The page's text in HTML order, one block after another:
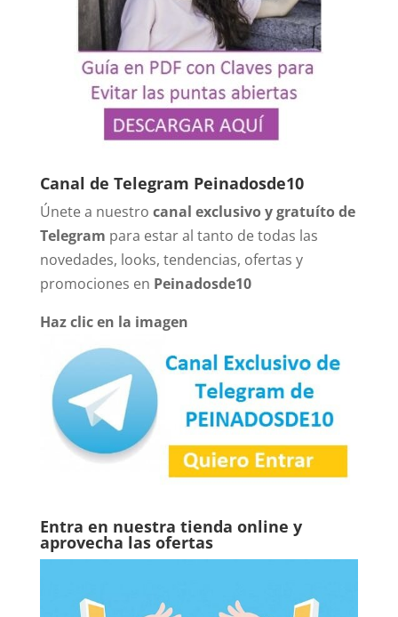
Canal de Telegram Peinadosde10
Únete a nuestro canal exclusivo y gratuíto de
Telegram para estar al tanto de todas las
novedades, looks, tendencias, ofertas y
promociones en Peinadosde10
Haz clic en la imagen
Entra en nuestra tienda online y
aprovecha las ofertas